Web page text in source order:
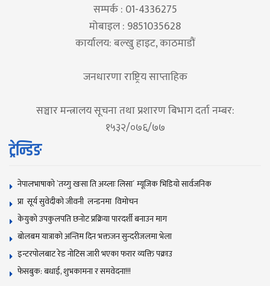
सम्पर्क : 01-4336275
मोबाइल : 9851035628
कार्यालय: बल्खु हाइट, काठमाडौं
जनधारणा राष्ट्रिय साप्ताहिक
सञ्चार मन्त्रालय सूचना तथा प्रशारण बिभाग दर्ता नम्बर:
१५३२/०७६/७७
ट्रेन्डिङ
नेपालभाषाकाे `तय्गु खःसा ति अय्लाः लिसा´ म्यूजिक भिडियाे सार्वजनिक
प्रा सूर्य सुवेदीको जीवनी लन्डनमा विमोचन
केयुको उपकुलपति छनोट प्रक्रिया पारदर्शी बनाउन माग
बोलबम यात्राकाे अन्तिम दिन भक्तजन सुन्दरीजलमा भेला
इन्टरपोलबाट रेड नोटिस जारी भएका फरार व्यक्ति पक्राउ
फेसबुक: बधाई, शुभकामना र समवेदना!!!